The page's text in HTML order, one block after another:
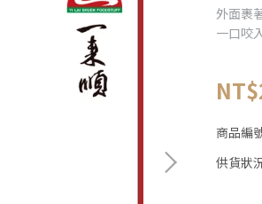
外面裹
一口咬
商品編
供貨狀